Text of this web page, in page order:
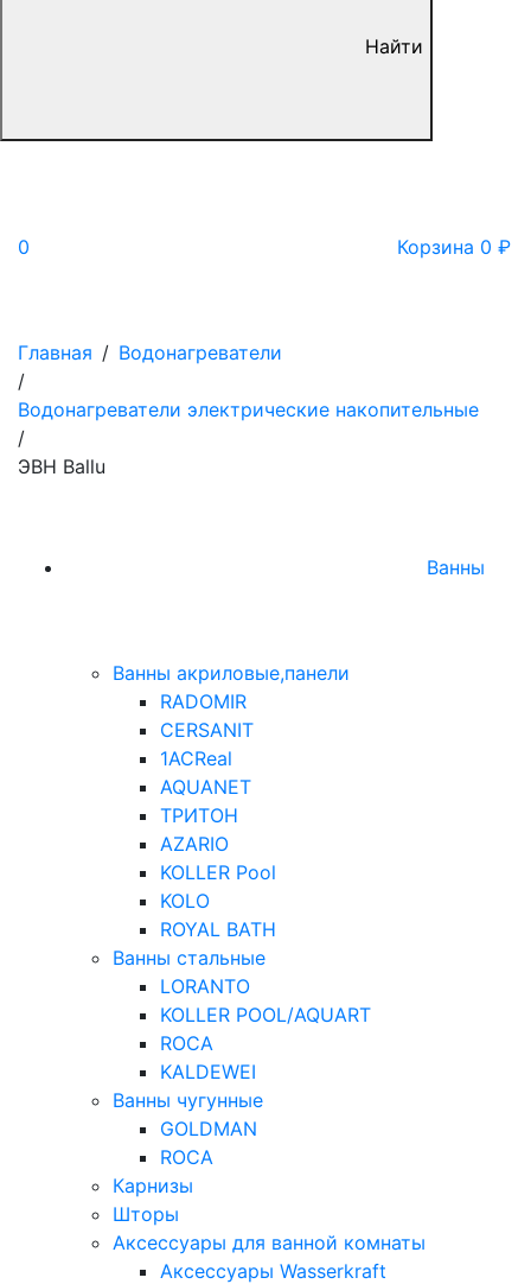
Найти
0 Корзина 0 ₽
Главная / Водонагреватели
/
Водонагреватели электрические накопительные
/
ЭВН Ballu
Ванны
Ванны акриловые,панели
RADOMIR
CERSANIT
1ACReal
AQUANET
ТРИТОН
AZARIO
KOLLER Pool
KOLO
ROYAL BATH
Ванны стальные
LORANTO
KOLLER POOL/AQUART
ROCA
KALDEWEI
Ванны чугунные
GOLDMAN
ROCA
Карнизы
Шторы
Аксессуары для ванной комнаты
Аксессуары Wasserkraft